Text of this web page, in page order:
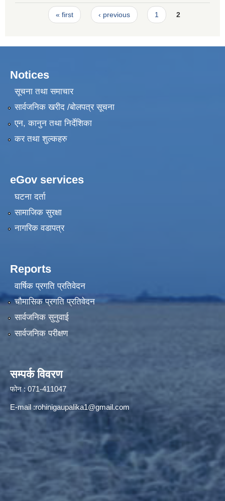
Pages« first ‹ previous 1 2
Notices
सूचना तथा समाचार
सार्वजनिक खरीद /बोलपत्र सूचना
एन, कानुन तथा निर्देशिका
कर तथा शुल्कहरु
eGov services
घटना दर्ता
सामाजिक सुरक्षा
नागरिक वडापत्र
Reports
वार्षिक प्रगति प्रतिवेदन
चौमासिक प्रगति प्रतिवेदन
सार्वजनिक सुनुवाई
सार्वजनिक परीक्षण
सम्पर्क विवरण
फोन : 071-411047
E-mail :rohinigaupalika1@gmail.com